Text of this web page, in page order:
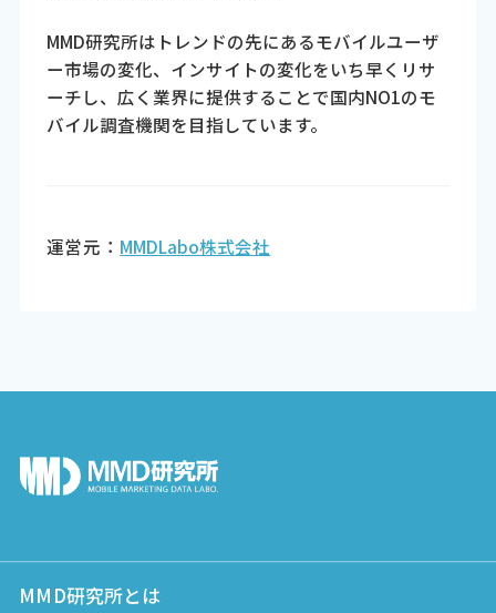
MMD研究所はトレンドの先にあるモバイルユーザ
ー市場の変化、インサイトの変化をいち早くリサ
ーチし、広く業界に提供することで国内NO1のモ
バイル調査機関を目指しています。
運営元： MMDLabo株式会社
MMD研究所とは